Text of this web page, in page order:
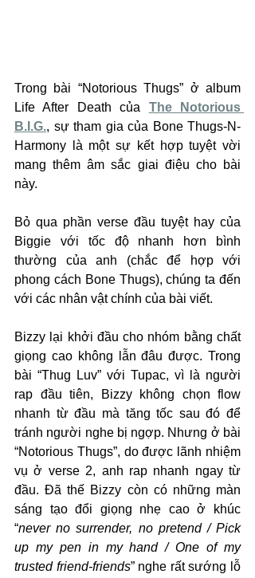
Trong bài “Notorious Thugs” ở album
Life After Death của The Notorious
B.I.G., sự tham gia của Bone Thugs-N-
Harmony là một sự kết hợp tuyệt vời
mang thêm âm sắc giai điệu cho bài
này.
Bỏ qua phần verse đầu tuyệt hay của
Biggie với tốc độ nhanh hơn bình
thường của anh (chắc để hợp với
phong cách Bone Thugs), chúng ta đến
với các nhân vật chính của bài viết.
Bizzy lại khởi đầu cho nhóm bằng chất
giọng cao không lẫn đâu được. Trong
bài “Thug Luv” với Tupac, vì là người
rap đầu tiên, Bizzy không chọn flow
nhanh từ đầu mà tăng tốc sau đó để
tránh người nghe bị ngợp. Nhưng ở bài
“Notorious Thugs”, do được lãnh nhiệm
vụ ở verse 2, anh rap nhanh ngay từ
đầu. Đã thế Bizzy còn có những màn
sáng tạo đổi giọng nhẹ cao ở khúc
“never no surrender, no pretend / Pick
up my pen in my hand / One of my
trusted friend-friends” nghe rất sướng lỗ